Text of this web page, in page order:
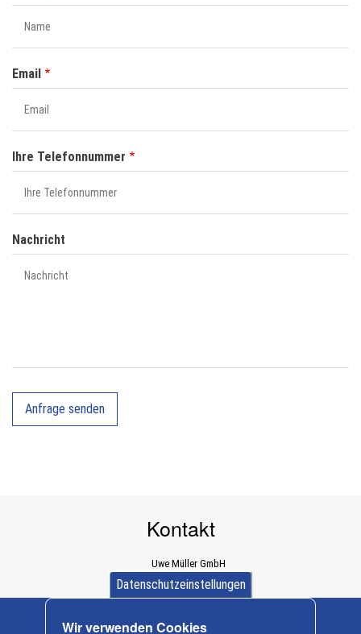
Email
Ihre Telefonnummer
Nachricht
Kontakt
Uwe Müller GmbH
Dürener Straße 589a
D-52249 Eschweiler
info@baumaschinen-mueller.de
Datenschutzeinstellungen
Wir verwenden Cookies